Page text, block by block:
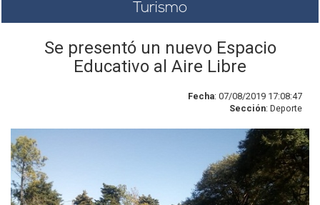
Turismo
Se presentó un nuevo Espacio
Educativo al Aire Libre
Fecha: 07/08/2019 17:08:47
Sección: Deporte